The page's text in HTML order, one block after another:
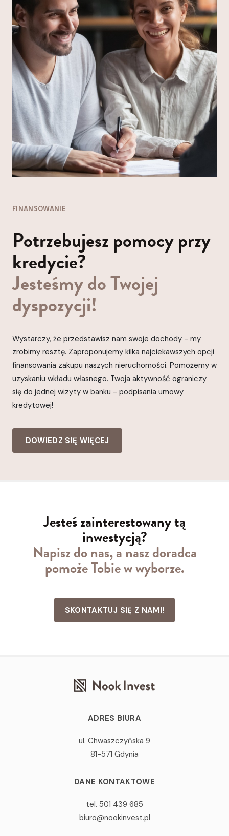
FINANSOWANIE
Potrzebujesz pomocy przy
kredycie?
Jesteśmy do Twojej
dyspozycji!
Wystarczy, że przedstawisz nam swoje dochody - my
zrobimy resztę. Zaproponujemy kilka najciekawszych opcji
finansowania zakupu naszych nieruchomości. Pomożemy w
uzyskaniu wkładu własnego. Twoja aktywność ograniczy
się do jednej wizyty w banku - podpisania umowy
kredytowej!
DOWIEDZ SIĘ WIĘCEJ
Jesteś zainterestowany tą
inwestycją?
Napisz do nas, a nasz doradca
pomoże Tobie w wyborze.
SKONTAKTUJ SIĘ Z NAMI!
ADRES BIURA
ul. Chwaszczyńska 9
81-571 Gdynia
DANE KONTAKTOWE
tel. 501 439 685
biuro@nookinvest.pl